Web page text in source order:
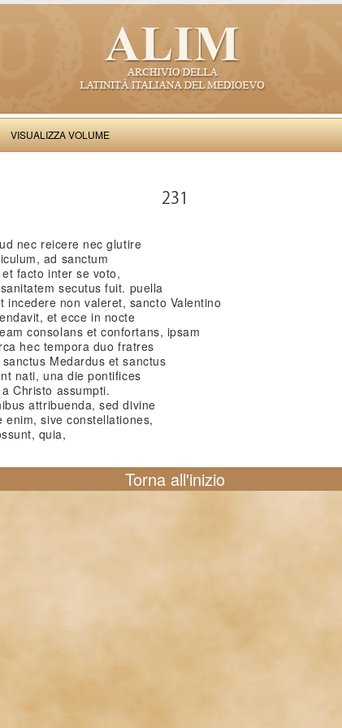
VISUALIZZA VOLUME
231
nec reicere nec glutire
ad sanctum
facto inter se voto,
secutus fuit. puella
non valeret, sancto Valentino
et ecce in nocte
consolans et confortans, ipsam
hec tempora duo fratres
Medardus et sanctus
nati, una die pontifices
Christo assumpti.
attribuenda, sed divine
sive constellationes,
quia,
Torna all'inizio